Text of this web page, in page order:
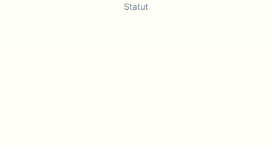
Statut